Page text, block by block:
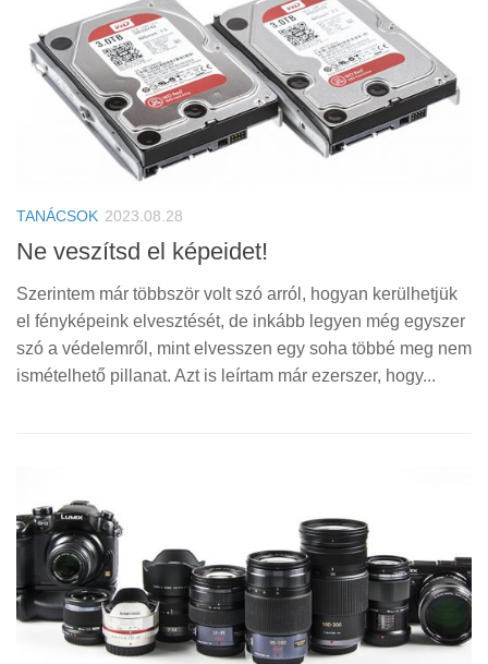
TANÁCSOK 2023.08.28
Ne veszítsd el képeidet!
Szerintem már többször volt szó arról, hogyan kerülhetjük
el fényképeink elvesztését, de inkább legyen még egyszer
szó a védelemről, mint elvesszen egy soha többé meg nem
ismételhető pillanat. Azt is leírtam már ezerszer, hogy...